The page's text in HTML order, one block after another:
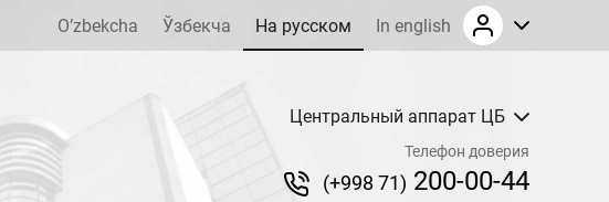
O’zbekcha Ўзбекча На русском In english
Центральный аппарат ЦБ
Телефон доверия
(+998 71) 200-00-44